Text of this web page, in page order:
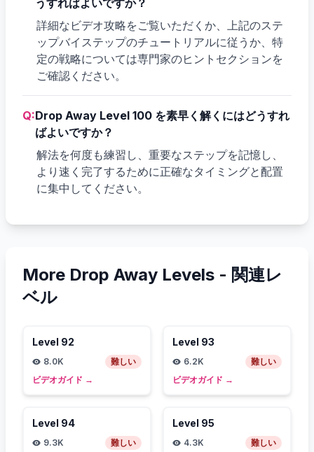
詳細なビデオ攻略をご覧いただくか、上記のステ
ップバイステップのチュートリアルに従うか、特
定の戦略については専門家のヒントセクションを
ご確認ください。
Q:Drop Away Level 100 を素早く解くにはどうすれ
ばよいですか？
解法を何度も練習し、重要なステップを記憶し、
より速く完了するために正確なタイミングと配置
に集中してください。
More Drop Away Levels - 関連レ
ベル
Level 92
8.0K
難しい
ビデオガイド →
Level 93
6.2K
難しい
ビデオガイド →
Level 94
9.3K
難しい
Level 95
4.3K
難しい